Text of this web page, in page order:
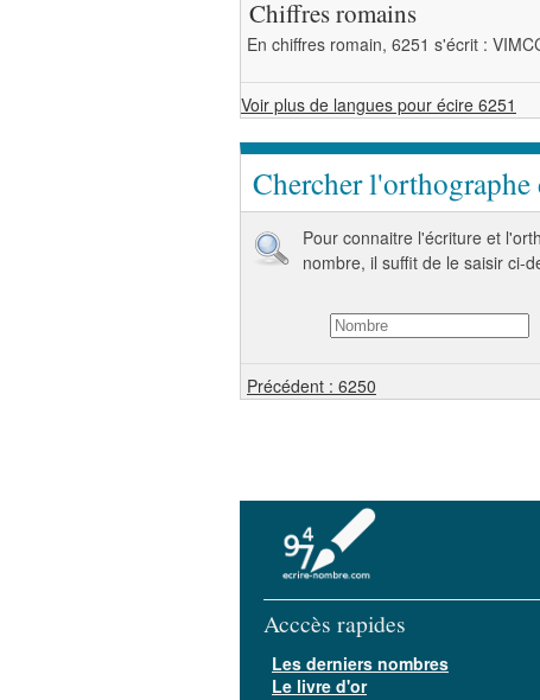
Chiffres romains
En chiffres romain, 6251 s'écrit :
Voir plus de langues pour écire 6251
Chercher
Pour connaitre l'écriture et
nombre, il suffit de le saisir ci-
Précédent : 6250
Acccès rapides
Les derniers nombres
Le livre d'or